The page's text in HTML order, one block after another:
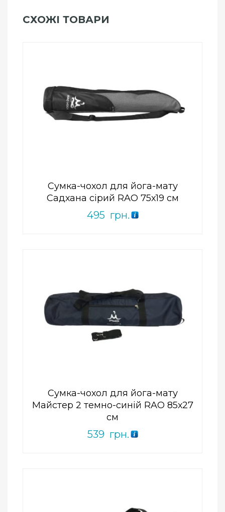
СХОЖІ ТОВАРИ
Сумка-чохол для йога-мату
Садхана сірий RAO 75х19 см
495 грн.
ПРИДБАТИ
Add to Wishlist
Сумка-чохол для йога-мату
Майстер 2 темно-синій RAO 85х27
см
539 грн.
ПРИДБАТИ
Add to Wishlist